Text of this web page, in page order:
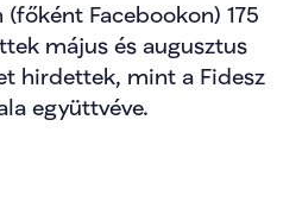
Facebookon) 175
május és augusztus
hirdettek, mint a Fidesz
együttvéve.